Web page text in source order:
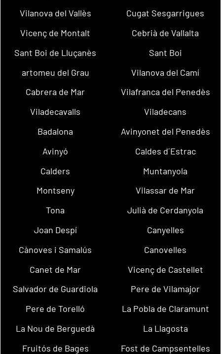
Vilanova del Vallès
Cugat Sesgarrigues
Vicenç de Montalt
Cebrià de Vallalta
Sant Boi de Lluçanès
Sant Boi
artomeu del Grau
Vilanova del Camí
Cabrera de Mar
Vilafranca del Penedès
Viladecavalls
Viladecans
Badalona
Avinyonet del Penedès
Avinyó
Caldes d´Estrac
Calders
Muntanyola
Montseny
Vilassar de Mar
Tona
Julià de Cerdanyola
Joan Despí
Canyelles
Cànoves i Samalús
Canovelles
Canet de Mar
Vicenç de Castellet
Salvador de Guardiola
Pere de Vilamajor
Pere de Torelló
La Pobla de Claramunt
La Nou de Berguedà
La Llagosta
Fruitós de Bages
Fost de Campsentelles